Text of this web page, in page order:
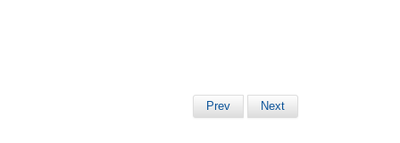
Prev Next